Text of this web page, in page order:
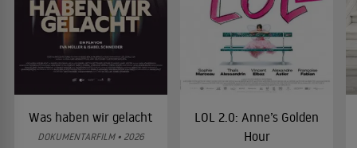
Was haben wir gelacht
DOKUMENTARFILM • 2026
LOL 2.0: Anne’s Golden
Hour